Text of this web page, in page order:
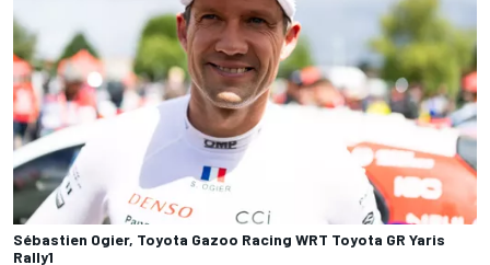
Sébastien Ogier, Toyota Gazoo Racing WRT Toyota GR Yaris
Rally1